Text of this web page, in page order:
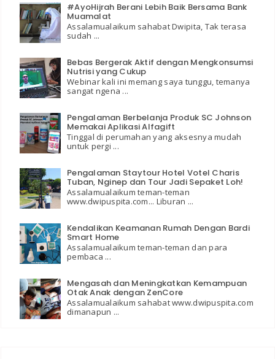
#AyoHijrah Berani Lebih Baik Bersama Bank
Muamalat
Assalamualaikum sahabat Dwipita, Tak terasa
sudah ...
Bebas Bergerak Aktif dengan Mengkonsumsi
Nutrisi yang Cukup
Webinar kali ini memang saya tunggu, temanya
sangat ngena ...
Pengalaman Berbelanja Produk SC Johnson
Memakai Aplikasi Alfagift
Tinggal di perumahan yang aksesnya mudah
untuk pergi ...
Pengalaman Staytour Hotel Votel Charis
Tuban, Nginep dan Tour Jadi Sepaket Loh!
Assalamualaikum teman-teman
www.dwipuspita.com... Liburan ...
Kendalikan Keamanan Rumah Dengan Bardi
Smart Home
Assalamualaikum teman-teman dan para
pembaca ...
Mengasah dan Meningkatkan Kemampuan
Otak Anak dengan ZenCore
Assalamualaikum sahabat www.dwipuspita.com
dimanapun ...